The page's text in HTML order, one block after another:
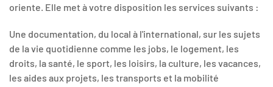
oriente. Elle met à votre disposition les services suivants :
Une documentation, du local à l'international, sur les sujets
de la vie quotidienne comme les jobs, le logement, les
droits, la santé, le sport, les loisirs, la culture, les vacances,
les aides aux projets, les transports et la mobilité